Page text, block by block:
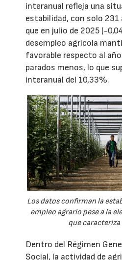
interanual refleja una
estabilidad, con solo
que en julio de 2025 (-
desempleo agrícola
favorable respecto al
parados menos, lo que
interanual del 10,33%.
Los datos confirman la
empleo agrario pese a la
que caracteriza
Dentro del Régimen
Social, la actividad de